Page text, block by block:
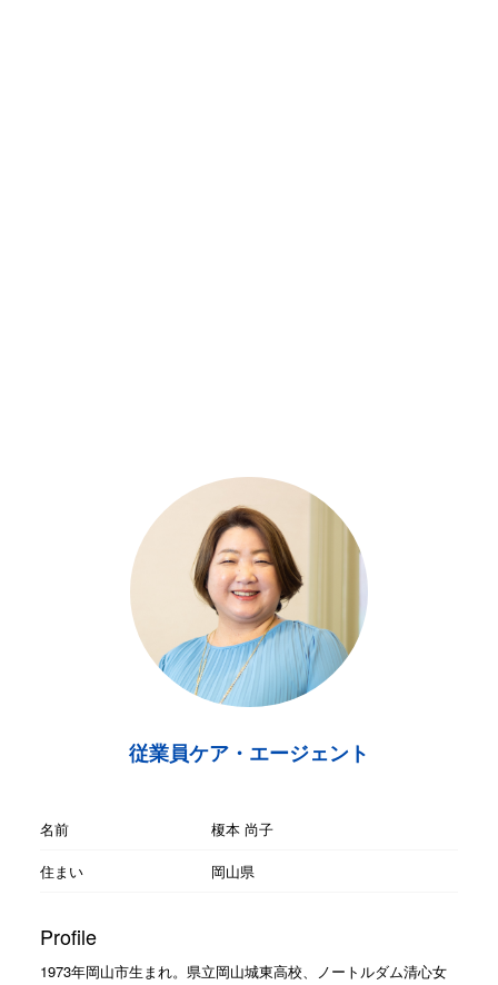
従業員ケア・エージェント
名前
榎本 尚子
住まい
岡山県
Profile
1973年岡山市生まれ。県立岡山城東高校、ノートルダム清心女